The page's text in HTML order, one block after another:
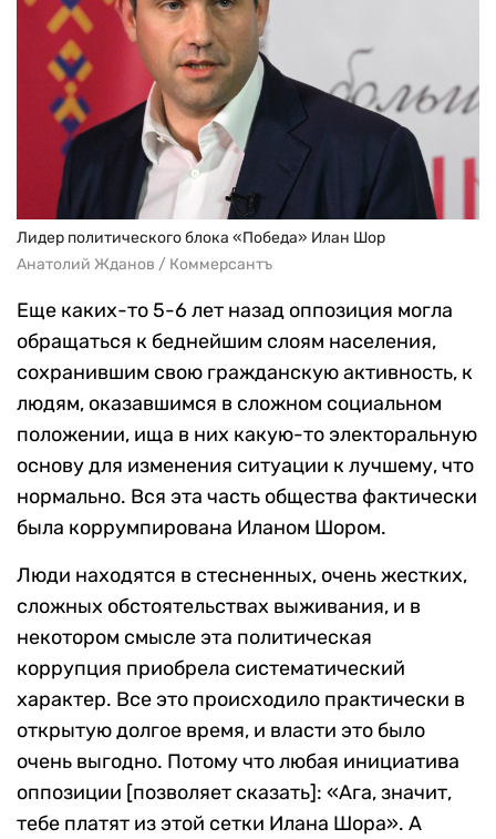
Лидер политического блока «Победа» Илан Шор
Анатолий Жданов / Коммерсантъ
Еще каких-то 5-6 лет назад оппозиция могла
обращаться к беднейшим слоям населения,
сохранившим свою гражданскую активность, к
людям, оказавшимся в сложном социальном
положении, ища в них какую-то электоральную
основу для изменения ситуации к лучшему, что
нормально. Вся эта часть общества фактически
была коррумпирована Иланом Шором.
Люди находятся в стесненных, очень жестких,
сложных обстоятельствах выживания, и в
некотором смысле эта политическая
коррупция приобрела систематический
характер. Все это происходило практически в
открытую долгое время, и власти это было
очень выгодно. Потому что любая инициатива
оппозиции [позволяет сказать]: «Ага, значит,
тебе платят из этой сетки Илана Шора». А